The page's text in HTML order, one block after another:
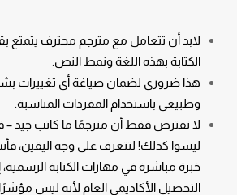
لابد أن تتعامل مع مترجم محترف يتمتع
الكتابة بهذه اللغة ونمط النص.
هذا ضروري لضمان صياغة أي تغييرات
وطبيعي باستخدام المفردات المناسبة.
لا تفترض فقط أن مترجمًا ما كاتب جيد
ليسوا كذلك! لتتعرف على وجه اليقين،
خبرة مباشرة في مهارات الكتابة الرسمية،
التحصيل الأكاديمي العام لأنه ليس مؤشرًا